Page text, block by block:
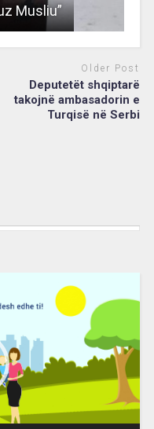
Musliu”
Older Post
Deputetët shqiptarë
takojnë ambasadorin e
Turqisë në Serbi